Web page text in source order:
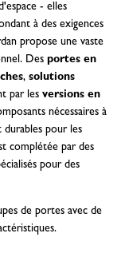
- elles
à des exigences
propose une vaste
Des portes en
, solutions
par les versions en
nécessaires à
pour les
complétée par des
pour des
de portes avec de